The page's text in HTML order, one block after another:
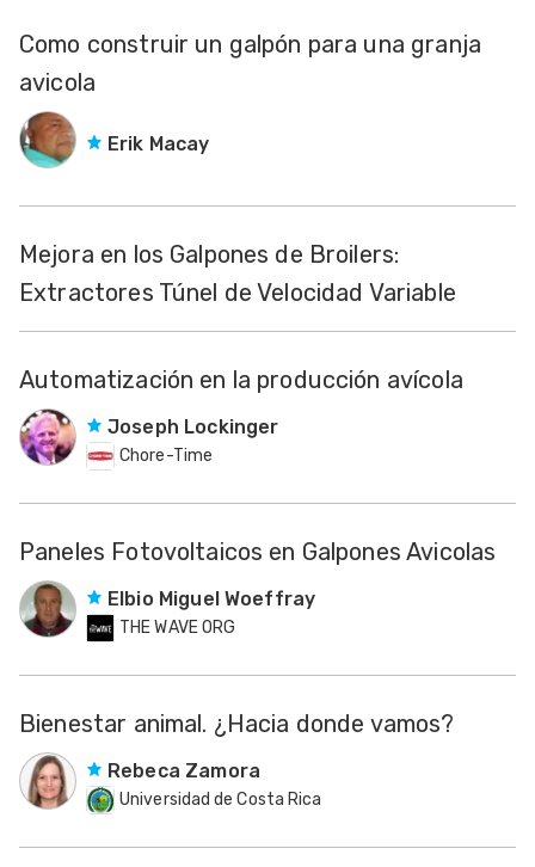
Como construir un galpón para una granja
avicola
Erik Macay
Mejora en los Galpones de Broilers:
Extractores Túnel de Velocidad Variable
Automatización en la producción avícola
Joseph Lockinger
Chore-Time
Paneles Fotovoltaicos en Galpones Avicolas
Elbio Miguel Woeffray
THE WAVE ORG
Bienestar animal. ¿Hacia donde vamos?
Rebeca Zamora
Universidad de Costa Rica